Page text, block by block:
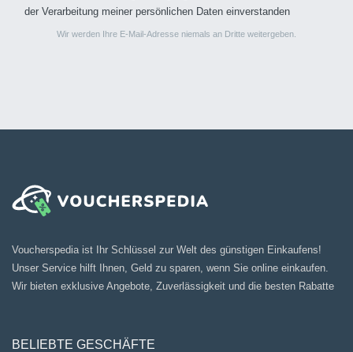
der Verarbeitung meiner persönlichen Daten einverstanden
Wir werden Ihre E-Mail-Adresse niemals an Dritte weitergeben.
Voucherspedia ist Ihr Schlüssel zur Welt des günstigen Einkaufens!
Unser Service hilft Ihnen, Geld zu sparen, wenn Sie online einkaufen.
Wir bieten exklusive Angebote, Zuverlässigkeit und die besten Rabatte
BELIEBTE GESCHÄFTE